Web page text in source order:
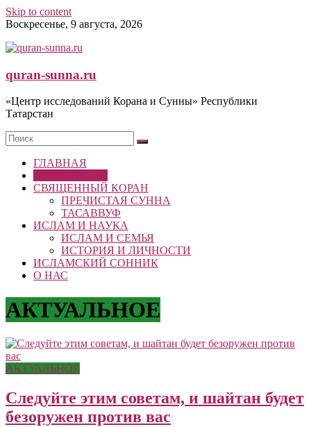
Skip to content
Воскресенье, 9 августа, 2026
quran-sunna.ru
«Центр исследований Корана и Сунны» Республики
Татарстан
ГЛАВНАЯ
СВЯЩЕННЫЙ КОРАН
ПРЕЧИСТАЯ СУННА
ТАСАВВУФ
ИСЛАМ И НАУКА
ИСЛАМ И СЕМЬЯ
ИСТОРИЯ И ЛИЧНОСТИ
ИСЛАМСКИЙ СОННИК
О НАС
АКТУАЛЬНОЕ
АКТУАЛЬНОЕ
Следуйте этим советам, и шайтан будет
безоружен против вас